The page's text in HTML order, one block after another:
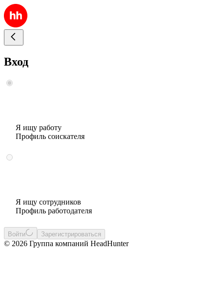
Вход
Я ищу работу
Профиль соискателя
Я ищу сотрудников
Профиль работодателя
Войти Зарегистрироваться
© 2026 Группа компаний HeadHunter